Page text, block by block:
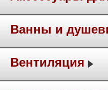
Ванны и
Вентиляция